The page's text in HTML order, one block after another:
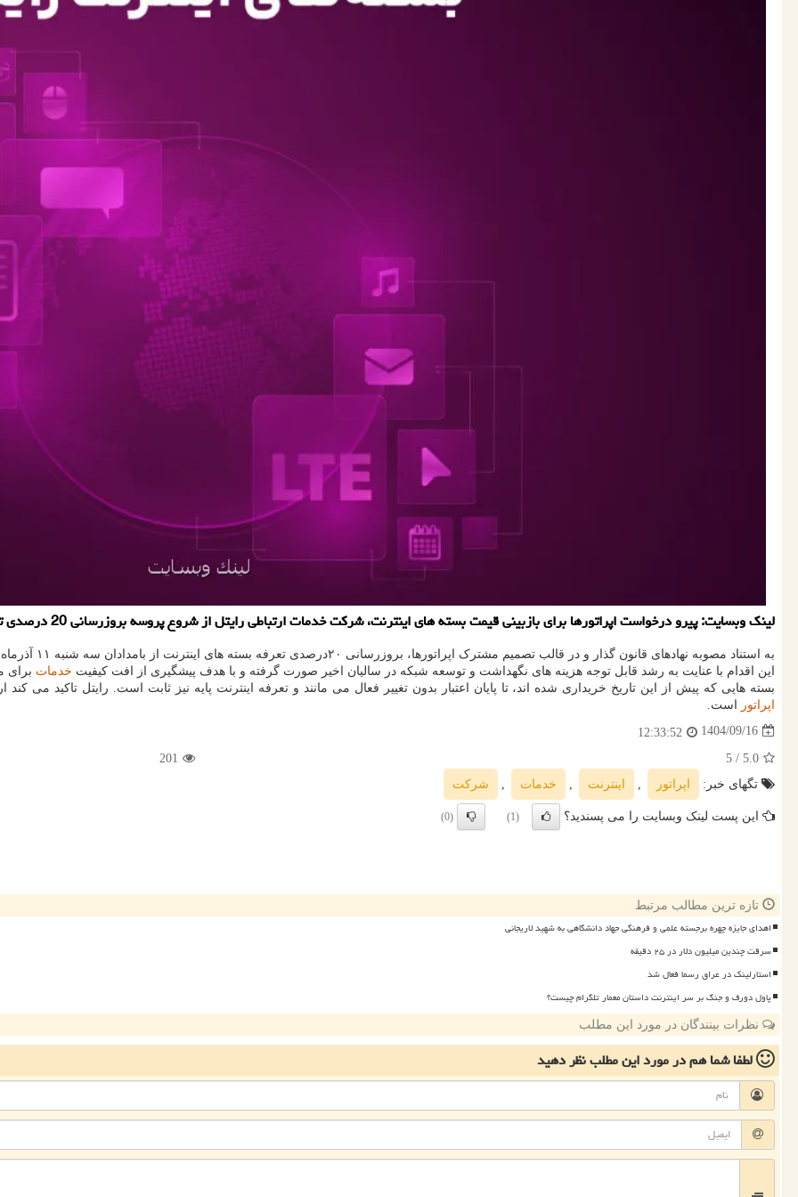
لینک وبسایت: پیرو درخواست اپراتورها برای بازبینی قیمت بسته های اینترنت، شرکت خدمات ارتباطی رایتل از شروع پروسه بروزرسانی 20 درصدی تعرفه بسته های اینترنت آگاهی داد.
به استناد مصوبه نهادهای قانون گذار و در قالب تصمیم مشترک اپراتورها، بروزرسانی ۲۰درصدی تعرفه بسته های اینترنت از بامدادان سه شنبه ۱۱ آذرماه ۱۴۰۴ اجرا شده است.
این اقدام با عنایت به رشد قابل توجه هزینه های نگهداشت و توسعه شبکه در سالیان اخیر صورت گرفته و با هدف پیشگیری از افت کیفیت خدمات برای
بسته هایی که پیش از این تاریخ خریداری شده اند، تا پایان اعتبار بدون تغییر فعال می مانند و تعرفه اینترنت پایه نیز ثابت است. رایتل تاکید می
اپراتور
است.
1404/09/16
12:33:52
5.0
/ 5
201
تگهای خبر:
اپراتور اینترنت خدمات شركت
این پست لینک وبسایت را می پسندید؟ (1)
(0)
تازه ترین مطالب مرتبط
اهدای جایزه چهره برجسته علمی و فرهنگی جهاد دانشگاهی به شهید لاریجانی
سرقت چندین میلیون دلار در ۲۵ دقیقه
استارلینک در عراق رسما فعال شد
پاول دورف و جنگ بر سر اینترنت داستان معمار تلگرام چیست؟
نظرات بینندگان در مورد این مطلب
لطفا شما همدر مورد این مطلبنظر دهید